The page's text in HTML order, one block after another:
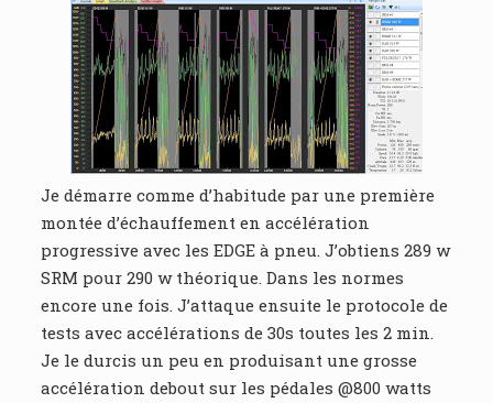
Je démarre comme d’habitude par une première
montée d’échauffement en accélération
progressive avec les EDGE à pneu. J’obtiens 289 w
SRM pour 290 w théorique. Dans les normes
encore une fois. J’attaque ensuite le protocole de
tests avec accélérations de 30s toutes les 2 min.
Je le durcis un peu en produisant une grosse
accélération debout sur les pédales @800 watts